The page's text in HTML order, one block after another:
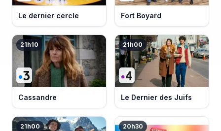
Le dernier cercle Fort Boyard
21h10
Cassandre
21h00
Le Dernier des Juifs
21h00 20h30